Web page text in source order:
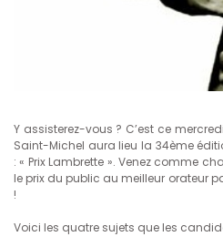
Y assisterez-vous ? C’est ce
Saint-Michel aura lieu la 34ème
: « Prix Lambrette ». Venez comme
le prix du public au meilleur orateur
!
Voici les quatre sujets que les